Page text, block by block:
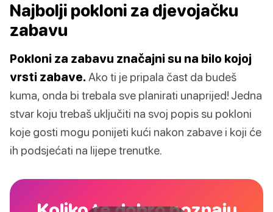
Najbolji pokloni za djevojačku
zabavu
Pokloni za zabavu značajni su na bilo kojoj
vrsti zabave. Ako ti je pripala čast da budeš
kuma, onda bi trebala sve planirati unaprijed! Jedna
stvar koju trebaš uključiti na svoj popis su pokloni
koje gosti mogu ponijeti kući nakon zabave i koji će
ih podsjećati na lijepe trenutke.